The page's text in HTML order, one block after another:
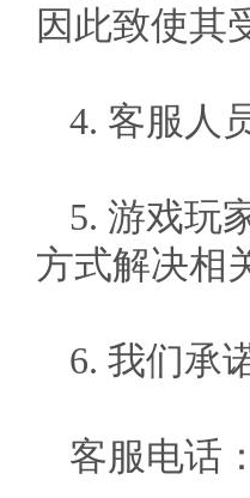
因此致使其
4. 客服人
5. 游戏玩
方式解决相
6. 我们承
客服电话